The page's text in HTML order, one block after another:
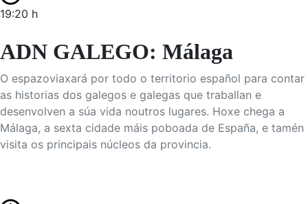
19:20 h
ADN GALEGO: Málaga
O espazoviaxará por todo o territorio español para contar
as historias dos galegos e galegas que traballan e
desenvolven a súa vida noutros lugares. Hoxe chega a
Málaga, a sexta cidade máis poboada de España, e tamén
visita os principais núcleos da provincia.